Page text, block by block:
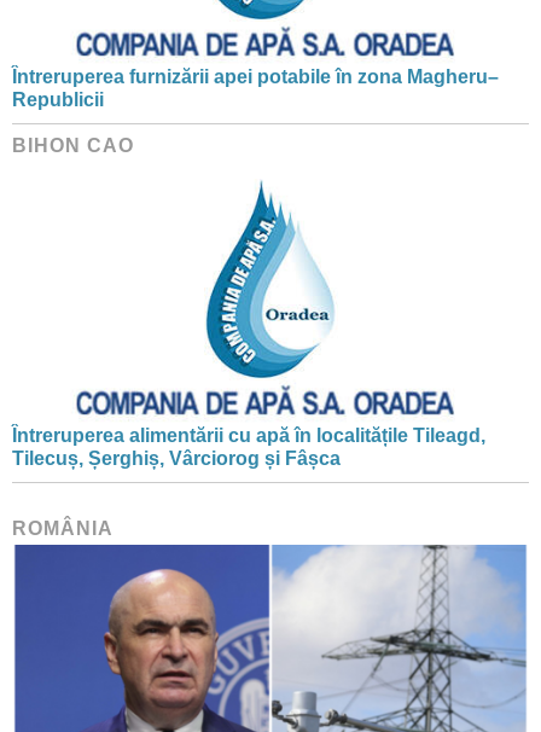
Întreruperea furnizării apei potabile în zona Magheru–
Republicii
BIHON CAO
Întreruperea alimentării cu apă în localitățile Tileagd,
Tilecuș, Șerghiș, Vârciorog și Fâșca
ROMÂNIA